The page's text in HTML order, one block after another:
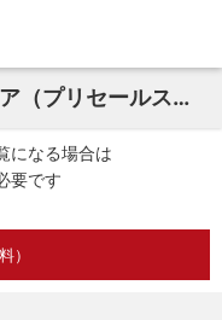
◤ICTソリューションエンジニア（プリセールス／技術設計）｜フレックス・リモート可｜年間休日130日以上◢ 九州電力グループ◆自社ネットワークを用いたインフラ設計
になる場合は
要です
）